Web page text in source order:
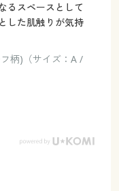
るスペースとして
した肌触りが気持
柄)（サイズ：A /